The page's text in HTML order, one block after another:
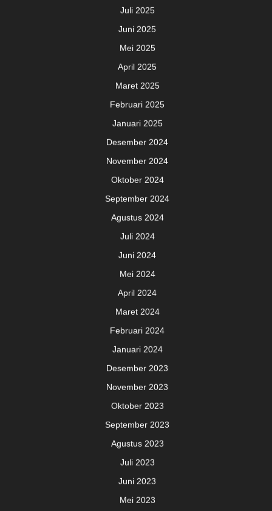
Juli 2025
Juni 2025
Mei 2025
April 2025
Maret 2025
Februari 2025
Januari 2025
Desember 2024
November 2024
Oktober 2024
September 2024
Agustus 2024
Juli 2024
Juni 2024
Mei 2024
April 2024
Maret 2024
Februari 2024
Januari 2024
Desember 2023
November 2023
Oktober 2023
September 2023
Agustus 2023
Juli 2023
Juni 2023
Mei 2023